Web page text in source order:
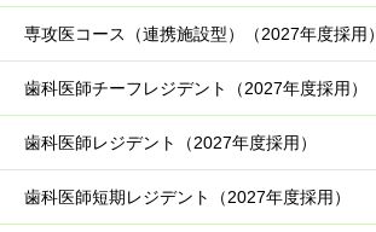
専攻医コース（連携施設型）（2027年度採用）
歯科医師チーフレジデント（2027年度採用）
歯科医師レジデント（2027年度採用）
歯科医師短期レジデント（2027年度採用）